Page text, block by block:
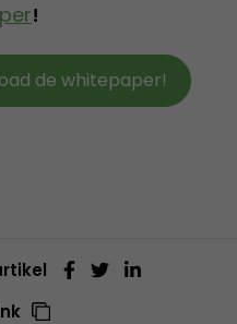
!
de whitepaper!